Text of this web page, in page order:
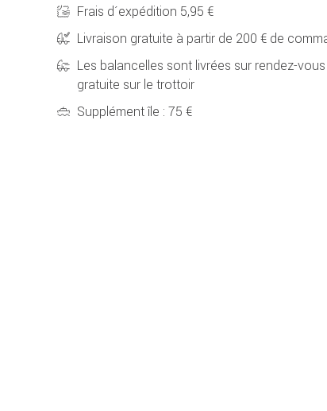
Frais d´expédition 5,95 €
Livraison gratuite à partir de 200 € de
Les balancelles sont livrées sur rendez-
gratuite sur le trottoir
Supplément île : 75 €